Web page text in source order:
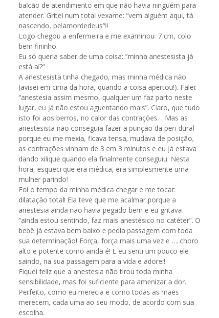
balcão de atendimento em que não havia ninguém para
atender. Gritei num total vexame: “vem alguém aqui, tá
nascendo, pelamordedeus”!!
Logo chegou a enfermeira e me examinou: 7 cm, colo
bem fininho.
Eu só queria saber de uma coisa: “minha anestesista já
está aí?”
A anestesista tinha chegado, mas minha médica não
(avisei em cima da hora, quando a coisa apertou!). Falei:
“anestesia assim mesmo, qualquer um faz parto neste
lugar, eu já não estou aguentando mais”. Claro, que tudo
isto foi aos berros, no calor das contrações… Mas as
anestesista não conseguia fazer a punção da peri-dural
porque eu me mexia, ficava tensa, mudava de posição,
as contrações vinham de 3 em 3 minutos e eu já estava
dando xilique quando ela finalmente conseguiu. Nesta
hora, esqueci que era médica, era simplesmente uma
mulher parindo!
Foi o tempo da minha médica chegar e me tocar:
dilatação total! Ela teve que me acalmar porque a
anestesia ainda não havia pegado bem e eu gritava
“ainda estou sentindo, faz mais anestésico no catéter”. O
bebê já estava bem baixo e pedia passagem com toda
sua determinação! Força, força mais uma vez e …..choro
alto e potente como ainda é! E eu senti um pouco ele
saindo, na sua passagem para a vida e adorei!
Fiquei feliz que a anestesia não tirou toda minha
sensibilidade, mas foi suficiente para amenizar a dor.
Perfeito, como eu merecia e como todas as mães
merecem, cada uma ao seu modo, de acordo com sua
escolha.